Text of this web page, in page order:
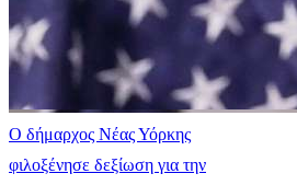
Ο δήμαρχος Νέας Υόρκης
φιλοξένησε δεξίωση για την